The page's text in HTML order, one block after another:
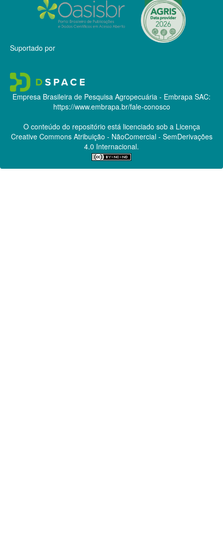
Suportado por
Empresa Brasileira de Pesquisa Agropecuária - Embrapa SAC:
https://www.embrapa.br/fale-conosco
O conteúdo do repositório está licenciado sob a Licença
Creative CommonsAtribuição - NãoComercial - SemDerivações
4.0 Internacional.